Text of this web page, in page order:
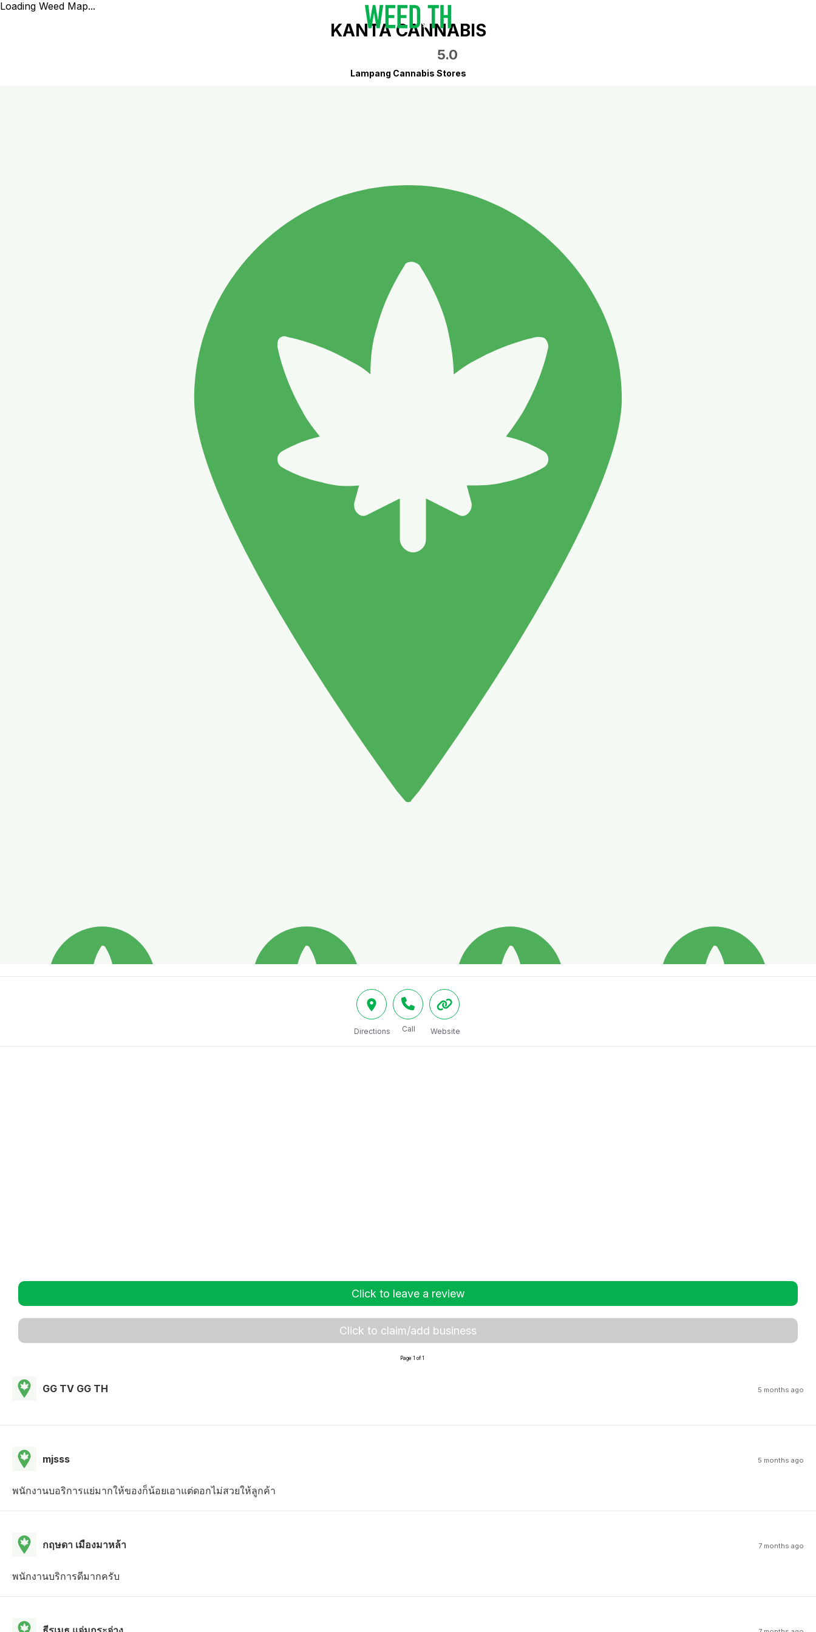
Loading Weed Map...
KANTA CANNABIS
5.0
Lampang Cannabis Stores
Directions Call Website
Click to leave a review
Click to claim/add business
Page 1 of 1
GG TV GG TH 5 months ago
mjsss 5 months ago
พนักงานบอริการแย่มากให้ของก็น้อยเอาแต่ดอกไม่สวยให้ลูกค้า
กฤษดา เมืองมาหล้า 7 months ago
พนักงานบริการดีมากครับ